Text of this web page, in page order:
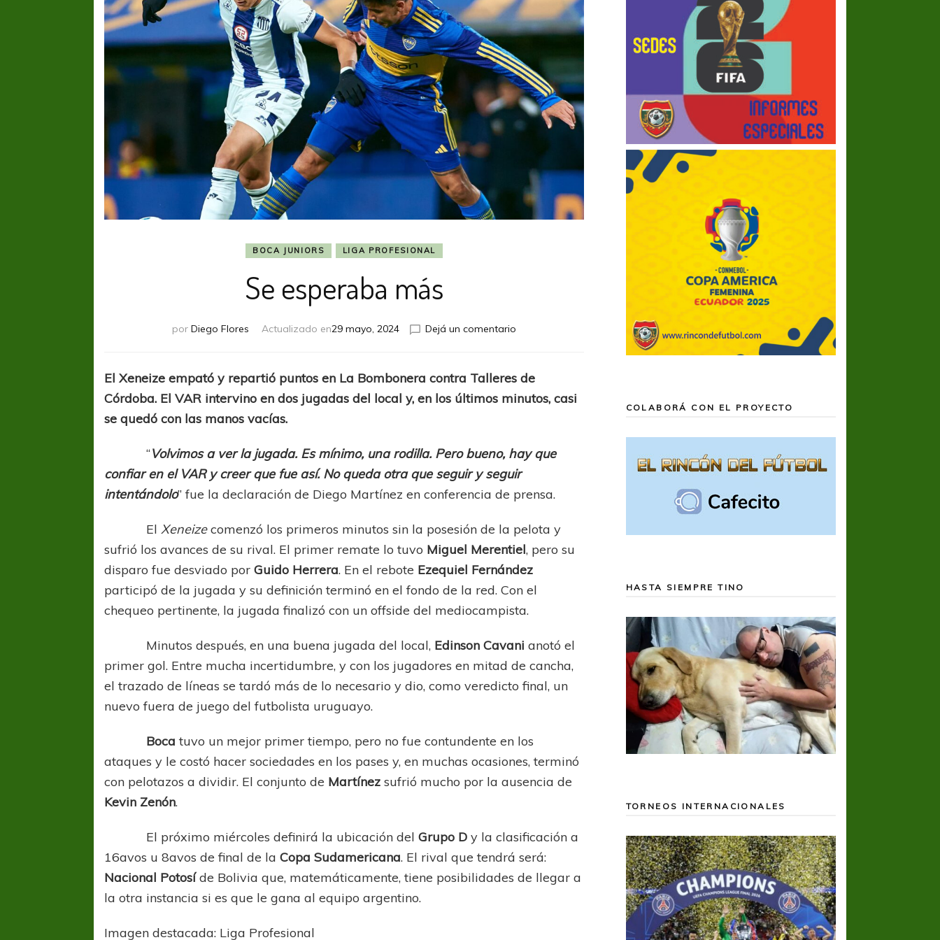
BOCA JUNIORS LIGA PROFESIONAL
Se esperaba más
por Diego Flores Actualizado en29 mayo, 2024 Dejá un comentario
más
El Xeneize empató y repartió puntos en La Bombonera contra Talleres de
Córdoba. El VAR intervino en dos jugadas del local y, en los últimos minutos, casi
se quedó con las manos vacías.
“Volvimos a ver la jugada. Es mínimo, una rodilla. Pero bueno, hay que
confiar en el VAR y creer que fue así. No queda otra que seguir y seguir
intentándolo” fue la declaración de Diego Martínez en conferencia de prensa.
ElXeneizecomenzó los primeros minutos sin la posesión de la pelota y
sufrió los avances de su rival. El primer remate lo tuvo Miguel Merentiel, pero su
disparo fue desviado porGuido Herrera. En el rebote Ezequiel Fernández
participó de la jugada y su definición terminó en el fondo de la red. Con el
chequeo pertinente, la jugada finalizó con un offside del mediocampista.
Minutos después, en una buena jugada del local, Edinson Cavani anotó el
primer gol. Entre mucha incertidumbre, y con los jugadores en mitad de cancha,
el trazado de líneas se tardó más de lo necesario y dio, como veredicto final, un
nuevo fuera de juego del futbolista uruguayo.
Boca tuvo un mejor primer tiempo, pero no fue contundente en los
ataques y le costó hacer sociedades en los pases y, en muchas ocasiones, terminó
con pelotazos a dividir. El conjunto de Martínez sufrió mucho por la ausencia de
Kevin Zenón.
El próximo miércoles definirá la ubicación delGrupo D y la clasificación a
16avos u 8avos de final de laCopa Sudamericana. El rival que tendrá será:
Nacional Potosíde Bolivia que, matemáticamente, tiene posibilidades de llegar a
la otra instancia si es que le gana al equipo argentino.
Imagen destacada: Liga Profesional
COLABORÁ CON EL PROYECTO
HASTA SIEMPRE TINO
TORNEOS INTERNACIONALES